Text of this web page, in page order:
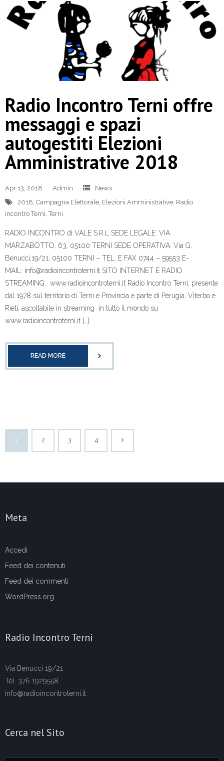
Radio Incontro Terni offre
messaggi e spazi
autogestiti Elezioni
Amministrative 2018
Apr 13, 2018 Admin
News
2018, Campagna Elettorale, Elezioni Amministrative, Radio
Incontro Terni,Terni
RADIO INCONTRO di VALE S.R.L SEDE LEGALE: VIA
MARZABOTTO, 63, 05100 TERNI SEDE OPERATIVA: Via G.
Benucci,19/21, 05100 TERNI – TEL. E FAX 0744 – 59553 E-
MAIL: info@radioincontroterni.it SITO INTERNET E RADIO
STREAMING: www.radioincontroterni.it Radio Incontro Terni, presente
dal 1978 sul territorio di Terni e Provincia e parte di Perugia, Viterbo e
Rieti, ascoltabile in streaming in tutto il mondo su
www.radioincontroterni.it […]
READ MORE
1 2 3 4
Meta
Accedi
Feed dei contenuti
Feed dei commenti
WordPress.org
Radio Incontro Terni
Via Benucci 19/21
Tel. 376 1929558
info@radioincontroterni.it
Cerca nel Sito